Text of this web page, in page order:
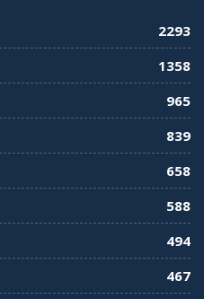
2293
1358
965
839
658
588
494
467